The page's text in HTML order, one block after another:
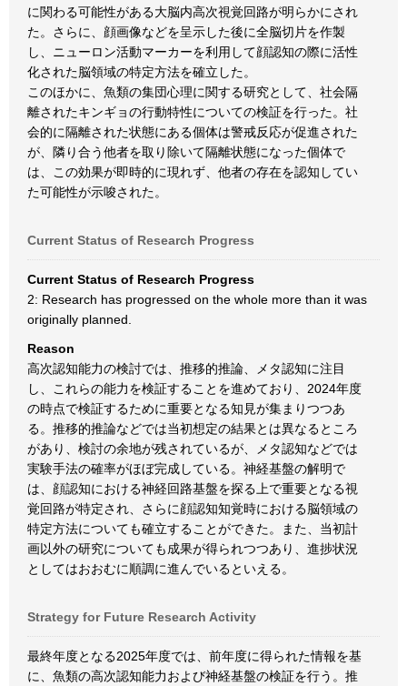
に関わる可能性がある大脳内高次視覚回路が明らかにされ
た。さらに、顔画像などを呈示した後に全脳切片を作製
し、ニューロン活動マーカーを利用して顔認知の際に活性
化された脳領域の特定方法を確立した。
このほかに、魚類の集団心理に関する研究として、社会隔
離されたキンギョの行動特性についての検証を行った。社
会的に隔離された状態にある個体は警戒反応が促進された
が、隣り合う他者を取り除いて隔離状態になった個体で
は、この効果が即時的に現れず、他者の存在を認知してい
た可能性が示唆された。
Current Status of Research Progress
Current Status of Research Progress
2: Research has progressed on the whole more than it was
originally planned.
Reason
高次認知能力の検討では、推移的推論、メタ認知に注目
し、これらの能力を検証することを進めており、2024年度
の時点で検証するために重要となる知見が集まりつつあ
る。推移的推論などでは当初想定の結果とは異なるところ
があり、検討の余地が残されているが、メタ認知などでは
実験手法の確率がほぼ完成している。神経基盤の解明で
は、顔認知における神経回路基盤を探る上で重要となる視
覚回路が特定され、さらに顔認知知覚時における脳領域の
特定方法についても確立することができた。また、当初計
画以外の研究についても成果が得られつつあり、進捗状況
としてはおおむに順調に進んでいるといえる。
Strategy for Future Research Activity
最終年度となる2025年度では、前年度に得られた情報を基
に、魚類の高次認知能力および神経基盤の検証を行う。推